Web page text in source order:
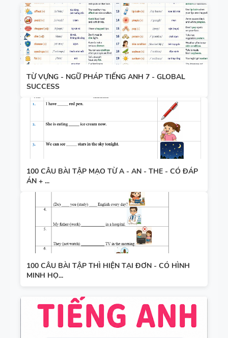
TỪ VỰNG - NGỮ PHÁP TIẾNG ANH 7 - GLOBAL
SUCCESS
100 CÂU BÀI TẬP MẠO TỪ A - AN - THE - CÓ ĐÁP
ÁN + ...
100 CÂU BÀI TẬP THÌ HIỆN TẠI ĐƠN - CÓ HÌNH
MINH HỌ...